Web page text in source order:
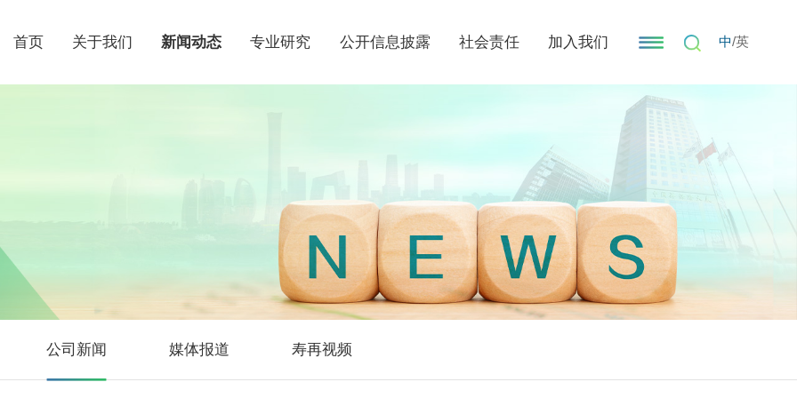
中/英
首页 关于我们 新闻动态 专业研究 公开信息披露 社会责任 加入我们
公司新闻 媒体报道 寿再视频